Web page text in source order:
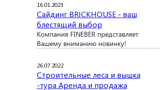
16.01.2023
Сайдинг BRICKHOUSE - ваш
блестящий выбор
Компания FINEBER представляет
Вашему вниманию новинку!
26.07.2022
Строительные леса и вышка
-тура Аренда и продажа